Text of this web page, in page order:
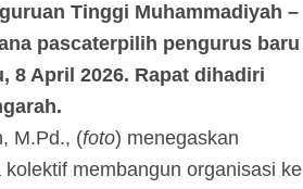
Tinggi Muhammadiyah –
pascaterpilih pengurus baru
8 April 2026. Rapat dihadiri
M.Pd., (foto) menegaskan
membangun organisasi ke